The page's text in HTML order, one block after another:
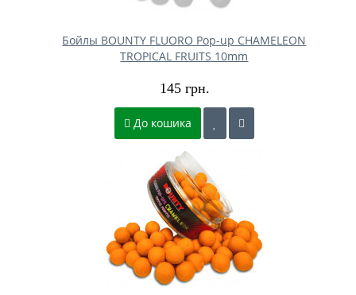
Бойлы BOUNTY FLUORO Pop-up CHAMELEON
TROPICAL FRUITS 10mm
145 грн.
До кошика